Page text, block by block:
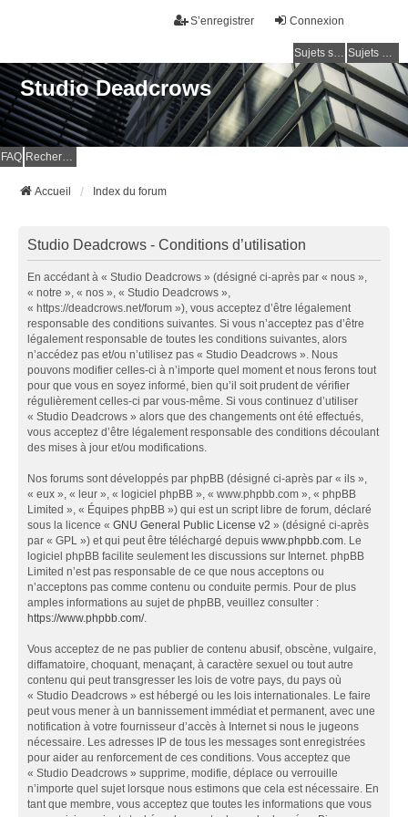
Connexion
S’enregistrer
Sujets sans réponse Sujets actifs
Studio Deadcrows
FAQ Rechercher
Accueil Index du forum
Studio Deadcrows - Conditions d’utilisation
En accédant à « Studio Deadcrows » (désigné ci-après par « nous »,
« notre », « nos », « Studio Deadcrows »,
« https://deadcrows.net/forum »), vous acceptez d’être légalement
responsable des conditions suivantes. Si vous n’acceptez pas d’être
légalement responsable de toutes les conditions suivantes, alors
n’accédez pas et/ou n’utilisez pas « Studio Deadcrows ». Nous
pouvons modifier celles-ci à n’importe quel moment et nous ferons tout
pour que vous en soyez informé, bien qu’il soit prudent de vérifier
régulièrement celles-ci par vous-même. Si vous continuez d’utiliser
« Studio Deadcrows » alors que des changements ont été effectués,
vous acceptez d’être légalement responsable des conditions découlant
des mises à jour et/ou modifications.
Nos forums sont développés par phpBB (désigné ci-après par « ils »,
« eux », « leur », « logiciel phpBB », « www.phpbb.com », « phpBB
Limited », « Équipes phpBB ») qui est un script libre de forum, déclaré
sous la licence « GNU General Public License v2 » (désigné ci-après
par « GPL ») et qui peut être téléchargé depuis www.phpbb.com. Le
logiciel phpBB facilite seulement les discussions sur Internet. phpBB
Limited n’est pas responsable de ce que nous acceptons ou
n’acceptons pas comme contenu ou conduite permis. Pour de plus
amples informations au sujet de phpBB, veuillez consulter :
https://www.phpbb.com/.
Vous acceptez de ne pas publier de contenu abusif, obscène, vulgaire,
diffamatoire, choquant, menaçant, à caractère sexuel ou tout autre
contenu qui peut transgresser les lois de votre pays, du pays où
« Studio Deadcrows » est hébergé ou les lois internationales. Le faire
peut vous mener à un bannissement immédiat et permanent, avec une
notification à votre fournisseur d’accès à Internet si nous le jugeons
nécessaire. Les adresses IP de tous les messages sont enregistrées
pour aider au renforcement de ces conditions. Vous acceptez que
« Studio Deadcrows » supprime, modifie, déplace ou verrouille
n’importe quel sujet lorsque nous estimons que cela est nécessaire. En
tant que membre, vous acceptez que toutes les informations que vous